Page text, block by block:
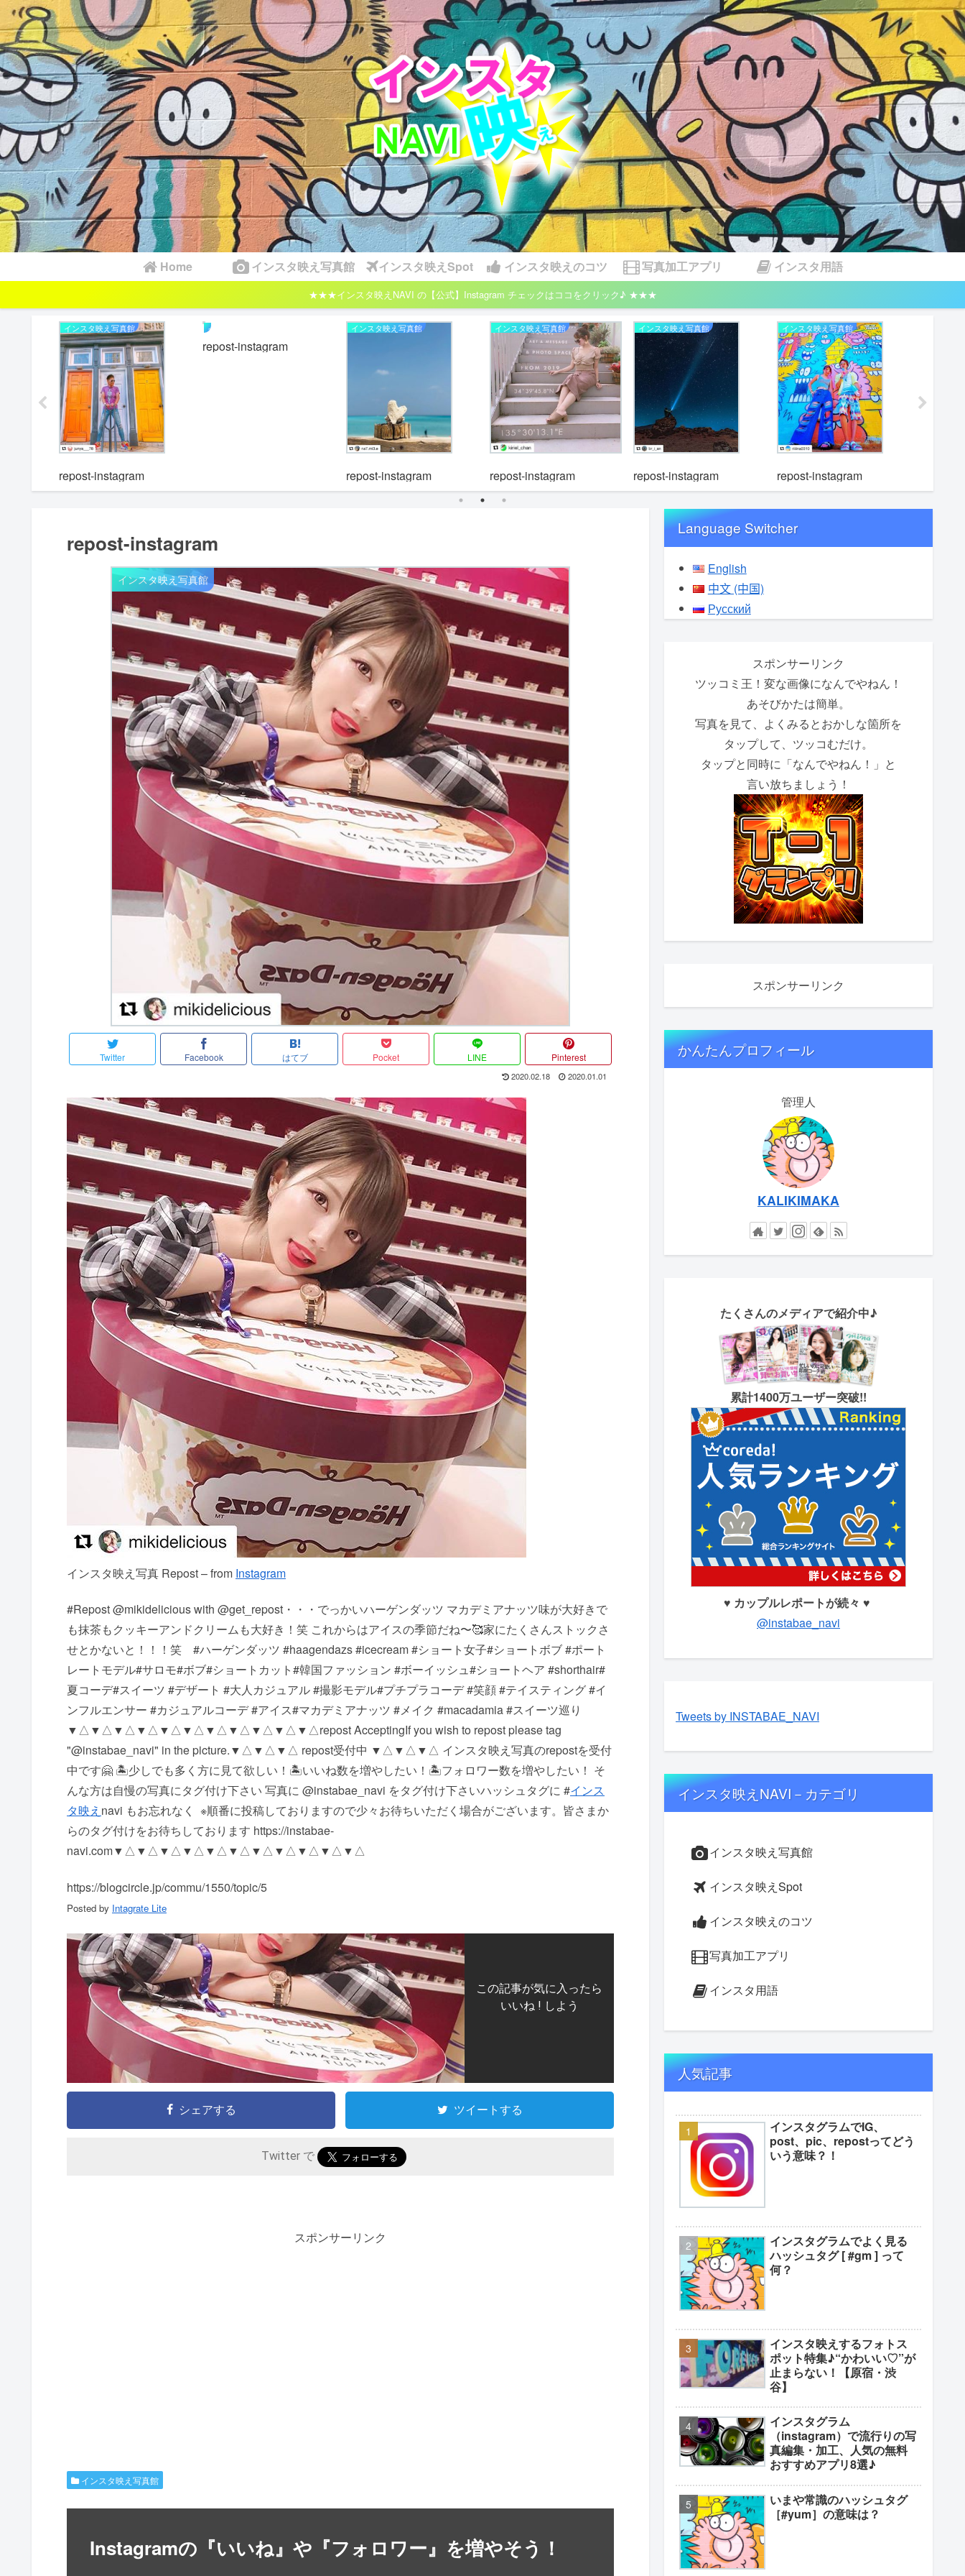
Home インスタ映え写真館 インスタ映えSpot インスタ映えのコツ 写真加工アプリ インスタ用語
★★★インスタ映えNAVI の【公式】Instagram チェックはココをクリック♪ ★★★
インスタ映え写真館
repost-instagram
インスタ映え写真館
repost-instagram
インスタ映え写真館
repost-instagram
インスタ映え写真館
repost-instagram
インスタ映え写真館
repost-instagram
インスタ映え写真館
repost-instagram
repost-instagram
インスタ映え写真館
Twitter Facebook はてブ Pocket LINE Pinterest
2020.02.18 2020.01.01
インスタ映え写真 Repost – from Instagram
#Repost @mikidelicious with @get_repost・・・でっかいハーゲンダッツ️ㅤ ㅤマカデミアナッツ味が大好きで
も抹茶もクッキーアンドクリームも大好き！笑ㅤ ㅤこれからはアイスの季節だね〜🥰家にたくさんストックさ
せとかないと！！！笑ㅤ ㅤㅤ ㅤㅤ ㅤㅤ ㅤ#ハーゲンダッツ #haagendazs #icecream #ショート女子#ショートボブ #ポート
レートモデル#サロモ#ボブ#ショートカット#韓国ファッション #ボーイッシュ#ショートヘア #shorthair#
夏コーデ#スイーツ #デザート #大人カジュアル #撮影モデル#プチプラコーデ #笑顔 #テイスティング #イ
ンフルエンサー #カジュアルコーデ #アイス#マカデミアナッツ #メイク #macadamia #スイーツ巡り
▼△▼△▼△▼△▼△▼△▼△▼△▼△▼△▼△ repost Accepting If you wish to repost please tag
"@instabae_navi" in the picture. ▼△▼△▼△ repost受付中 ▼△▼△▼△ インスタ映え写真のrepostを受付
中です🤗 🏝少しでも多く方に見て欲しい！ 🏝いいね数を増やしたい！ 🏝フォロワー数を増やしたい！ そ
んな方は自慢の写真にタグ付け下さい 写真に @instabae_navi をタグ付け下さい️ ハッシュタグに #インス
タ映え navi もお忘れなく ️ ※順番に投稿しておりますので少々お待ちいただく場合がございます。 皆さまか
らのタグ付けをお待ちしております https://instabae-
navi.com ▼△▼△▼△▼△▼△▼△▼△▼△▼△▼△▼△
https://blogcircle.jp/commu/1550/topic/5
Posted by Intagrate Lite
この記事が気に入ったら
いいね ! しよう
シェアする ツイートする
Twitter で
スポンサーリンク
インスタ映え写真館
Instagramの『いいね』や『フォロワー』を増やそう！
Language Switcher
English
中文 (中国)
Русский
スポンサーリンク
ツッコミ王！変な画像になんでやねん！
あそびかたは簡単。
写真を見て、よくみるとおかしな箇所を
タップして、ツッコむだけ。
タップと同時に「なんでやねん！」と
言い放ちましょう！
スポンサーリンク
かんたんプロフィール
管理人
KALIKIMAKA
たくさんのメディアで紹介中♪
累計1400万ユーザー突破!!
♥ カップルレポートが続々 ♥
@instabae_navi
Tweets by INSTABAE_NAVI
インスタ映えNAVI－カテゴリ
インスタ映え写真館
インスタ映えSpot
インスタ映えのコツ
写真加工アプリ
インスタ用語
人気記事
インスタグラムでIG、
post、pic、repostってどう
いう意味？！
インスタグラムでよく見る
ハッシュタグ [ #gm ] って
何？
インスタ映えするフォトス
ポット特集♪“かわいい♡”が
止まらない！【原宿・渋
谷】
インスタグラム
（instagram）で流行りの写
真編集・加工、人気の無料
おすすめアプリ8選♪
いまや常識のハッシュタグ
［#yum］の意味は？